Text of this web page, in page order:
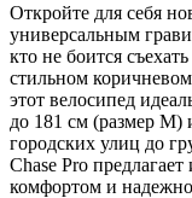
Откройте для себя
универсальным
кто не боится
стильном
этот велосипед
до 181 см (размер
городских улиц до
Chase Pro
комфортом и